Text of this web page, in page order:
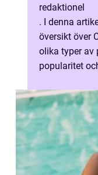
redaktionel
. I denna
översikt över
olika typer av
popularitet